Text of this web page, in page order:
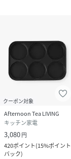
クーポン対象
Afternoon Tea LIVING
キッチン家電
3,080円
420ポイント(15%ポイント
バック)